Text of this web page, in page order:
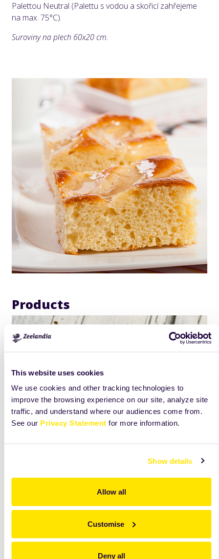
This website uses cookies
We use cookies and other tracking technologies to
improve the browsing experience on our site, analyze site
traffic, and understand where our audiences come from.
See our Privacy Statement for more information.
Show details
Allow all
Customise
Deny all
Palettou Neutral (Palettu s vodou a skořicí zahřejeme
na max. 75°C).
Suroviny na plech 60x20 cm.
Products
Polotekutá směs pro přípravu želé k ošetření povrchu
cukrářských výrobků - dodává vysoký lesk a brání